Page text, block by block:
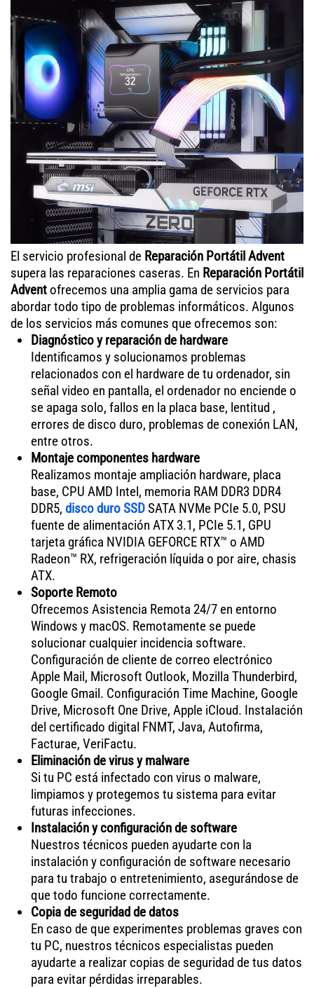
El servicio profesional de Reparación Portátil Advent
supera las reparaciones caseras. En Reparación Portátil
Adventofrecemos una amplia gama de servicios para
abordar todo tipo de problemas informáticos. Algunos
de los servicios más comunes que ofrecemos son:
Diagnóstico y reparación de hardware
Identificamos y solucionamos problemas
relacionados con el hardware de tu ordenador, sin
señal video en pantalla, el ordenador no enciende o
se apaga solo, fallos en la placa base, lentitud ,
errores de disco duro, problemas de conexión LAN,
entre otros.
Montaje componentes hardware
Realizamos montaje ampliación hardware, placa
base, CPU AMD Intel, memoria RAM DDR3 DDR4
DDR5, disco duro SSDSATA NVMe PCIe 5.0, PSU
fuente de alimentación ATX 3.1, PCIe 5.1, GPU
tarjeta gráfica NVIDIA GEFORCE RTX™ o AMD
Radeon™ RX, refrigeración líquida o por aire, chasis
ATX.
Soporte Remoto
Ofrecemos Asistencia Remota 24/7 en entorno
Windows y macOS. Remotamente se puede
solucionar cualquier incidencia software.
Configuración de cliente de correo electrónico
Apple Mail, Microsoft Outlook, Mozilla Thunderbird,
Google Gmail. Configuración Time Machine, Google
Drive, Microsoft One Drive, Apple iCloud. Instalación
del certificado digital FNMT, Java, Autofirma,
Facturae, VeriFactu.
Eliminación de virus y malware
Si tu PC está infectado con virus o malware,
limpiamos y protegemos tu sistema para evitar
futuras infecciones.
Instalación y configuración de software
Nuestros técnicos pueden ayudarte con la
instalación y configuración de software necesario
para tu trabajo o entretenimiento, asegurándose de
que todo funcione correctamente.
Copia de seguridad de datos
En caso de que experimentes problemas graves con
tu PC, nuestros técnicos especialistas pueden
ayudarte a realizar copias de seguridad de tus datos
para evitar pérdidas irreparables.